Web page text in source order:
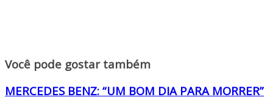
Você pode gostar também
MERCEDES BENZ: “UM BOM DIA PARA MORRER”